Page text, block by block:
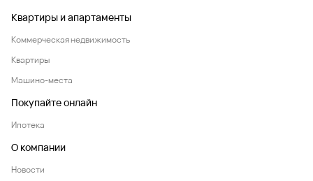
Квартиры и апартаменты
Коммерческая недвижимость
Квартиры
Машино-места
Покупайте онлайн
Ипотека
О компании
Новости